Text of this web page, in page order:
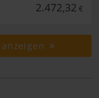
2.472,32 €